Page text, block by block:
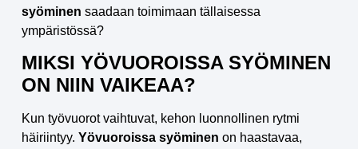
syöminen saadaan toimimaan tällaisessa
ympäristössä?
MIKSI YÖVUOROISSA SYÖMINEN
ON NIIN VAIKEAA?
Kun työvuorot vaihtuvat, kehon luonnollinen rytmi
häiriintyy. Yövuoroissa syöminen on haastavaa,